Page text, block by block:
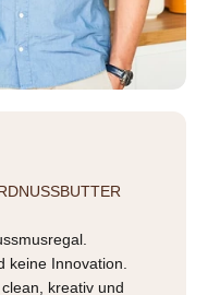
keine Innovation.
kreativ und